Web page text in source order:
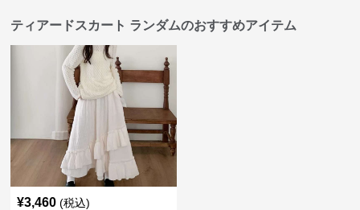
ティアードスカート ランダムのおすすめアイテム
¥3,460 (税込)